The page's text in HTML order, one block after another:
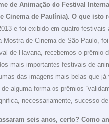
de Animação do Festival
Cinema de Paulínia). O que isto
e foi exibido em quatro festivais
de Cinema de São Paulo,
de Havana, recebemos o prêmio
mais importantes festivais de
das imagens mais belas que
alguma forma os prêmios
necessariamente, sucesso de
seis anos, certo? Como